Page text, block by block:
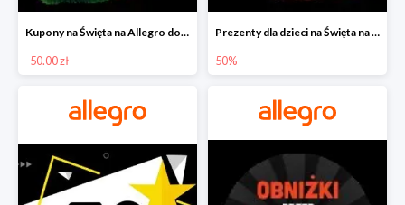
Kupony na Święta na Allegro do -50 zł
-50.00 zł
Prezenty dla dzieci na Święta na Allegro do -50%
50%